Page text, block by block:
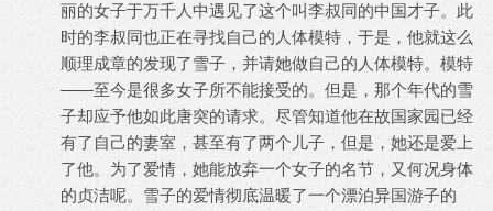
丽的女子于万千人中遇见了这个叫李叔同的中国才子。此
时的李叔同也正在寻找自己的人体模特，于是，他就这么
顺理成章的发现了雪子，并请她做自己的人体模特。模特
——至今是很多女子所不能接受的。但是，那个年代的雪
子却应予他如此唐突的请求。尽管知道他在故国家园已经
有了自己的妻室，甚至有了两个儿子，但是，她还是爱上
了他。为了爱情，她能放弃一个女子的名节，又何况身体
的贞洁呢。雪子的爱情彻底温暖了一个漂泊异国游子的